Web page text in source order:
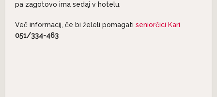
pa zagotovo ima sedaj v hotelu.
Več informacij, če bi želeli pomagatiseniorčici Kari
051/334-463